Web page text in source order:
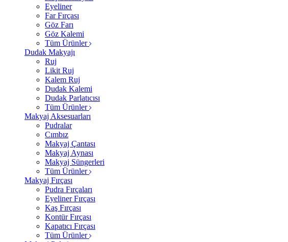
Eyeliner
Far Fırçası
Göz Farı
Göz Kalemi
Tüm Ürünler
Dudak Makyajı
Ruj
Likit Ruj
Kalem Ruj
Dudak Kalemi
Dudak Parlatıcısı
Tüm Ürünler
Makyaj Aksesuarları
Pudralar
Cımbız
Makyaj Çantası
Makyaj Aynası
Makyaj Süngerleri
Tüm Ürünler
Makyaj Fırçası
Pudra Fırçaları
Eyeliner Fırçası
Kaş Fırçası
Kontür Fırçası
Kapatıcı Fırçası
Tüm Ürünler